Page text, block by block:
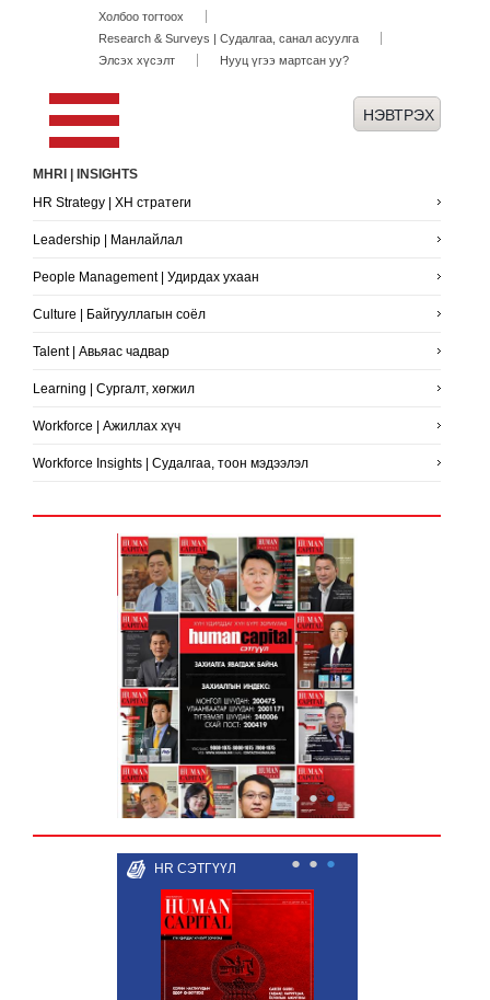
Холбоо тогтоох
Research & Surveys | Судалгаа, санал асуулга
Элсэх хүсэлт
Нууц үгээ мартсан уу?
MHRI | INSIGHTS
HR Strategy | ХН стратеги
Leadership | Манлайлал
People Management | Удирдах ухаан
Culture | Байгууллагын соёл
Talent | Авьяас чадвар
Learning | Сургалт, хөгжил
Workforce | Ажиллах хүч
Workforce Insights | Судалгаа, тоон мэдээлэл
● ● ●
HR СЭТГҮҮЛ ● ● ●